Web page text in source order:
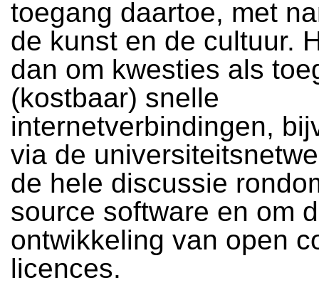
toegang daartoe, met
de kunst en de cultuur.
dan om kwesties als
(kostbaar) snelle
internetverbindingen,
via de
de hele discussie
source software en om
ontwikkeling van open
licences.